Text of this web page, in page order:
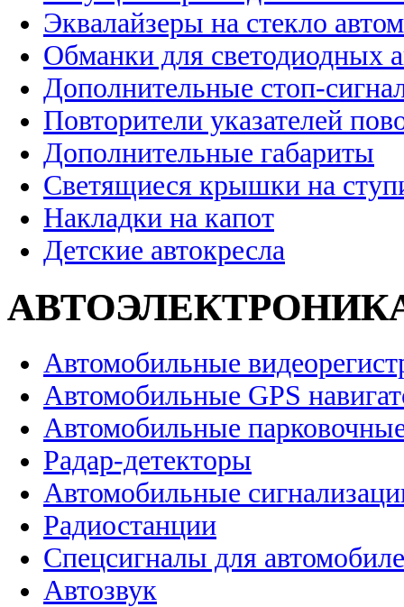
Эквалайзеры на стекло
Обманки для светодиодных
Дополнительные стоп-
Повторители указателей
Дополнительные габариты
Светящиеся крышки на
Накладки на капот
Детские автокресла
Автомобильные
Автомобильные GPS
Автомобильные
Радар-детекторы
Автомобильные
Радиостанции
Спецсигналы для
Автозвук